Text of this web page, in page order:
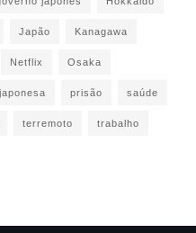
Japão Kanagawa
Netflix Osaka
prisão saúde
terremoto trabalho